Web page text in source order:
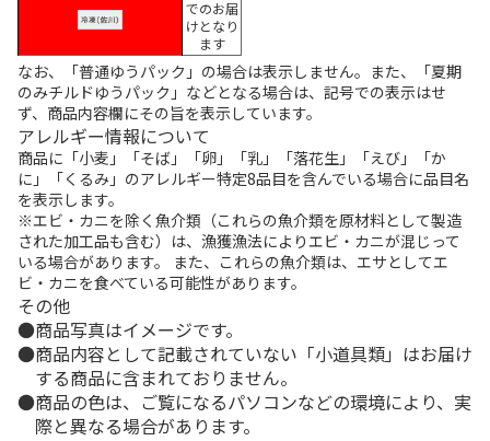
でのお届
けとなり
ます
なお、「普通ゆうパック」の場合は表示しません。また、「夏期
のみチルドゆうパック」などとなる場合は、記号での表示はせ
ず、商品内容欄にその旨を表示しています。
アレルギー情報について
商品に「小麦」「そば」「卵」「乳」「落花生」「えび」「か
に」「くるみ」のアレルギー特定8品目を含んでいる場合に品目名
を表示します。
※エビ・カニを除く魚介類（これらの魚介類を原材料として製造
された加工品も含む）は、漁獲漁法によりエビ・カニが混じって
いる場合があります。 また、これらの魚介類は、エサとしてエ
ビ・カニを食べている可能性があります。
その他
商品写真はイメージです。
商品内容として記載されていない「小道具類」はお届け
する商品に含まれておりません。
商品の色は、ご覧になるパソコンなどの環境により、実
際と異なる場合があります。